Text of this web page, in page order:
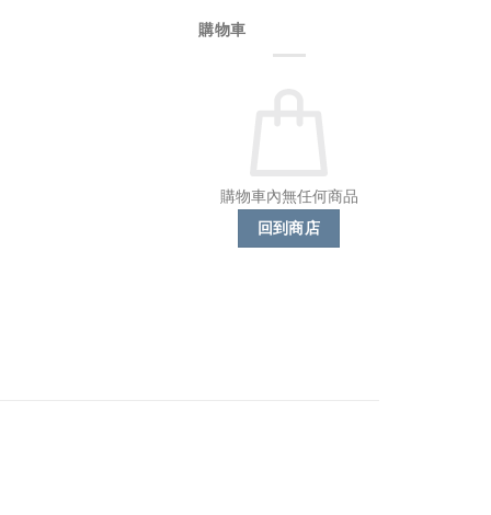
購物車
購物車內無任何商品
回到商店